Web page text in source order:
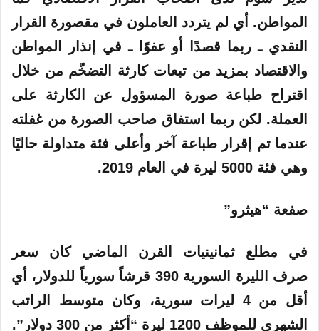
المواطن. أي لم يتردد العاملون في مقصورة القرار
النقدي ـ ربما قصدًا أو عفوًا ـ في إنذار المواطن
والاقتصاد بمزيد من تبعات كارثة التضخّم من خلال
اقتراح طباعة صورة المسؤول عن الكارثة على
العملة. لكن ربما استفاق صاحب الصورة من غفلته
عندما تم إقرار طباعة آخر وأعلى فئة متداولة حاليًا
وهي فئة 5000 ليرة في العام 2019.
صفعة “هيثرو”
في مطلع ثمانينيات القرن الماضي كان سعر
صرف الليرة السورية 390 قرشاً سورياً للدولار، أي
أقل من 4 ليرات سورية، وكان متوسط الراتب
الشهري للموظف 1200 ليرة “أكثر من 300 دولار”.